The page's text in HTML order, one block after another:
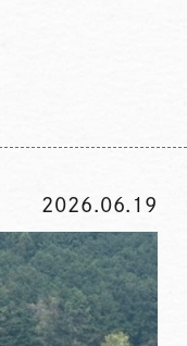
2026.06.19